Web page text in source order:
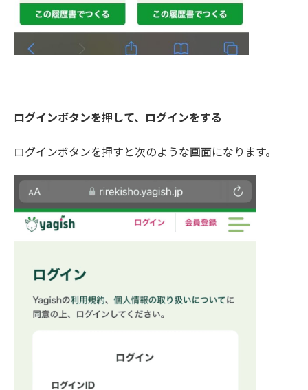
ログインボタンを押して、ログインをする
ログインボタンを押すと次のような画面になります。